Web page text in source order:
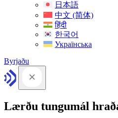
日本語
中文 (简体)
हिंदी
한국어
Українська
Byrjaðu
Lærðu tungumál